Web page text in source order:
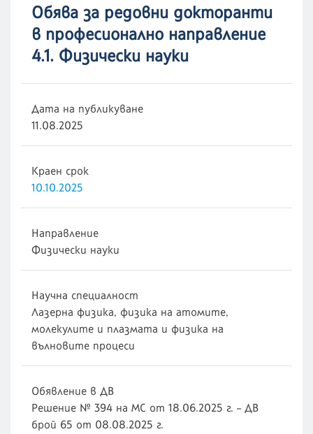
Обява за редовни докторанти
в професионално направление
4.1. Физически науки
Дата на публикуване
11.08.2025
Краен срок
10.10.2025
Направление
Физически науки
Научна специалност
Лазерна физика, физика на атомите,
молекулите и плазмата и физика на
вълновите процеси
Обявление в ДВ
Решение № 394 на МС от 18.06.2025 г. – ДВ
брой 65 от 08.08.2025 г.